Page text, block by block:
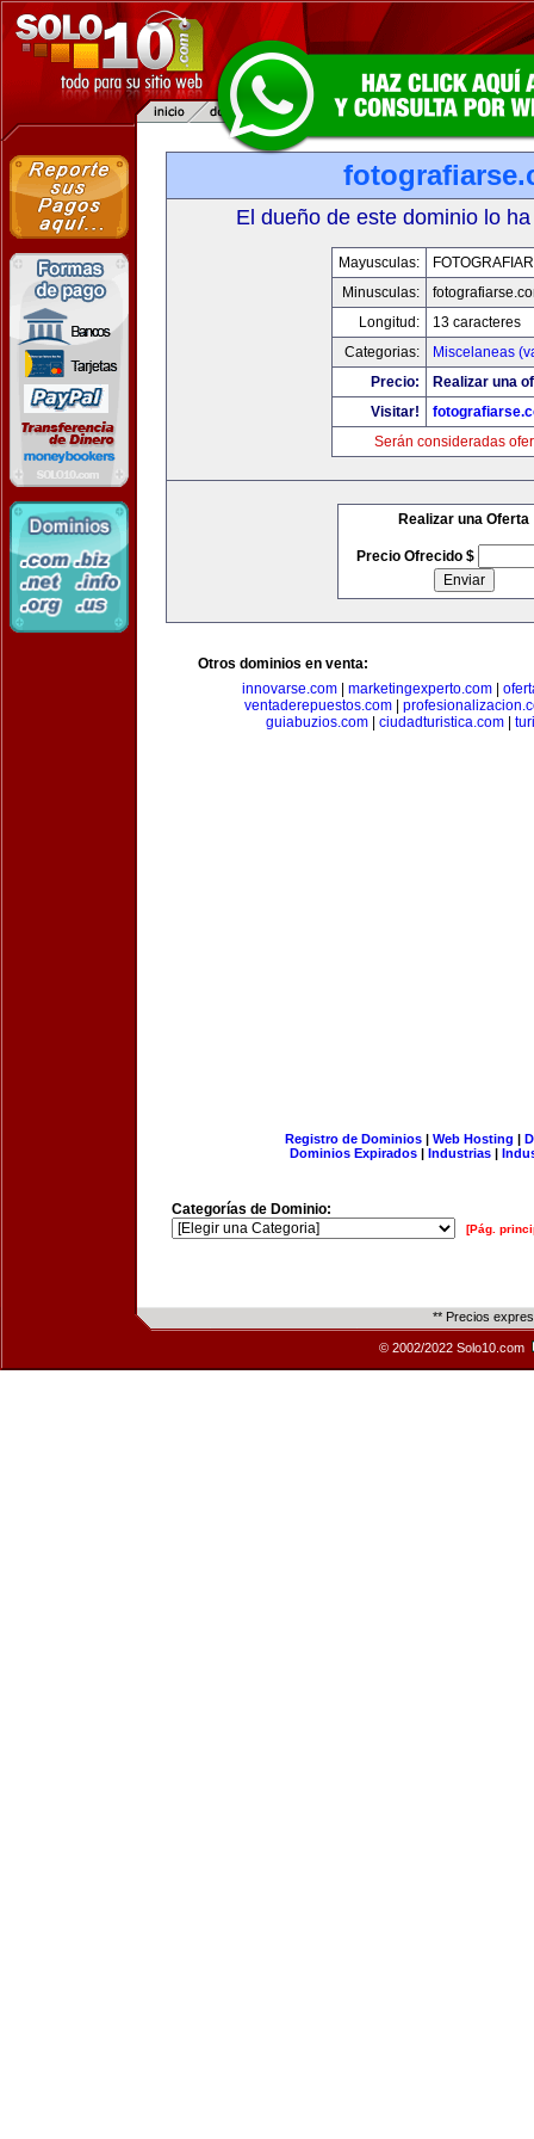
El dueño de este dominio lo
Mayusculas:
Minusculas:
Longitud:
13 caracteres
Categorias:
Miscelaneas
Precio:
Realizar una
Visitar!
Serán consideradas
Realizar una Oferta
Precio Ofrecido $
Otros dominios en venta:
innovarse.com
marketingexperto.com
ventaderepuestos.com
guiabuzios.com| ciudadturistica.com|
Registro de Dominios| Web Hosting |
Dominios Expirados | Industrias |
Categorías de Dominio:
[Pág.
** Precios
© 2002/2022 Solo10.com